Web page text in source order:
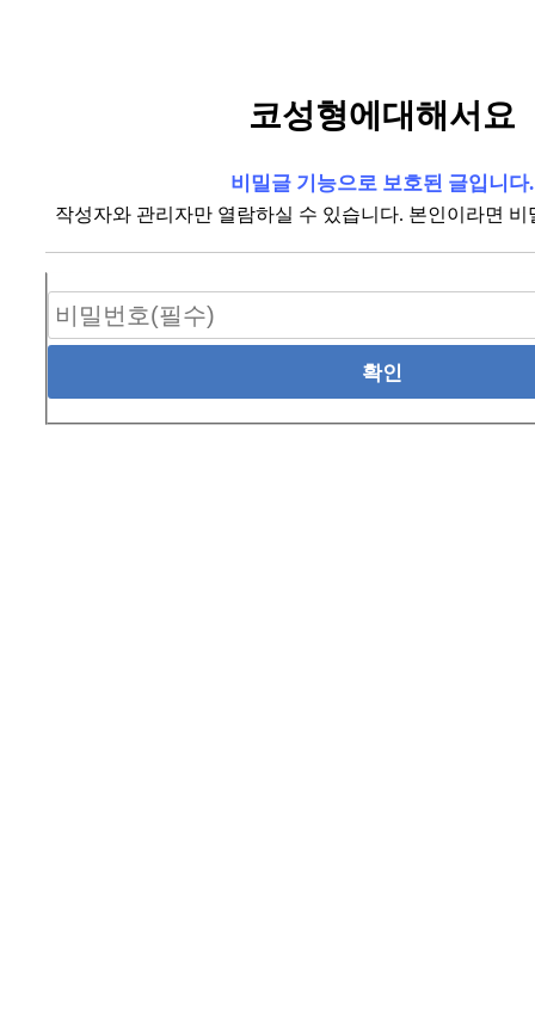
코성형에대해서요
비밀글 기능으로 보호된 글입니다.
작성자와 관리자만 열람하실 수 있습니다. 본인이라면